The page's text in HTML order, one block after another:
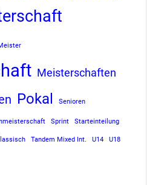
Meisterschaften
Pokal Senioren
Sprint Starteinteilung
Tandem Mixed Int. U14 U18